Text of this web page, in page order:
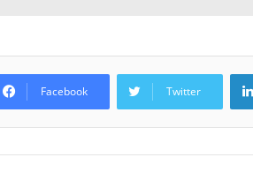
Facebook Twitter